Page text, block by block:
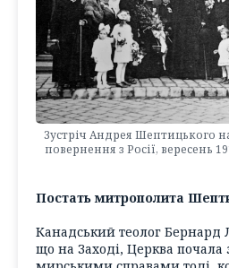
Зустріч Андрея Шептицького
повернення з Росії, вересень
Постать митрополита
Канадський теолог Бернард
що на Заході, Церква почала